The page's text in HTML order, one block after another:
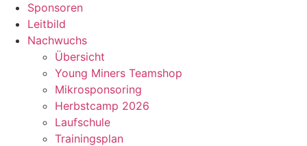
Sponsoren
Leitbild
Nachwuchs
Übersicht
Young Miners Teamshop
Mikrosponsoring
Herbstcamp 2026
Laufschule
Trainingsplan